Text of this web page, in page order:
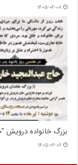
۱۴۰۵-۰۴-۰۸
بزرگ خانواده درویش
۱۴۰۵-۰۴-۰۶